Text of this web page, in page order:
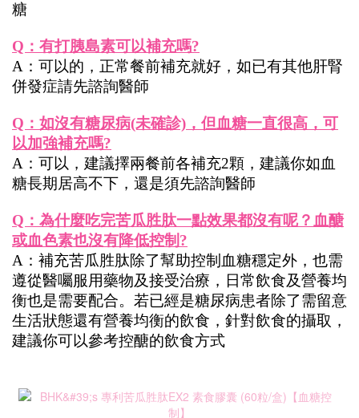
糖
Q：有打胰島素可以補充嗎?
A：可以的，正常餐前補充就好，如已有其他肝腎
併發症請先諮詢醫師
Q：如沒有糖尿病(未確診)，但血糖一直很高，可
以加強補充嗎?
A：可以，建議擇兩餐前各補充2顆，建議你如血
糖長期居高不下，還是須先諮詢醫師
Q：為什麼吃完苦瓜胜肽一點效果都沒有呢？血醣
或血色素也沒有降低控制?
A：補充苦瓜胜肽除了幫助控制血糖穩定外，也需
遵從醫囑服用藥物及接受治療，日常飲食及營養均
衡也是需要配合。若已經是糖尿病患者除了需留意
生活狀態還有營養均衡的飲食，針對飲食的攝取，
建議你可以參考控醣的飲食方式